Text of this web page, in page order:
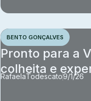
BENTO GONÇALVES
Pronto para a
colheita e
RafaelaTodescato9/1/26